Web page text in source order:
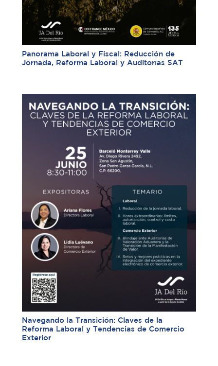
Panorama Laboral y Fiscal: Reducción de
Jornada, Reforma Laboral y Auditorías SAT
Navegando la Transición: Claves de la
Reforma Laboral y Tendencias de Comercio
Exterior